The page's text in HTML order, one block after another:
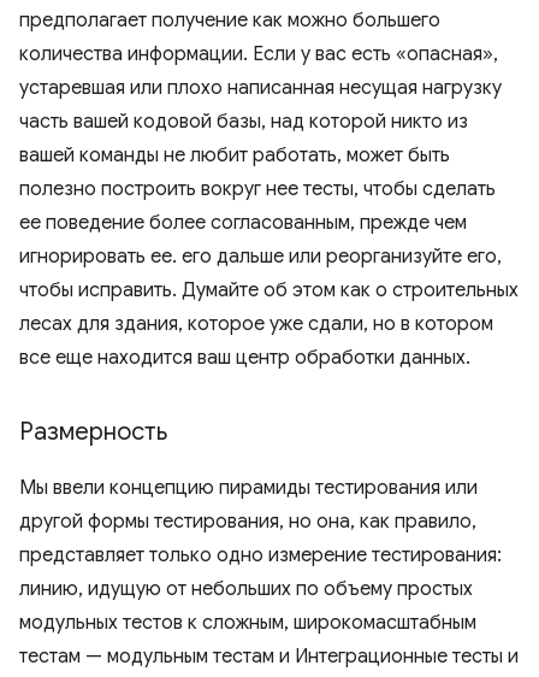
предполагает получение как можно большего
количества информации. Если у вас есть «опасная»,
устаревшая или плохо написанная несущая нагрузку
часть вашей кодовой базы, над которой никто из
вашей команды не любит работать, может быть
полезно построить вокруг нее тесты, чтобы сделать
ее поведение более согласованным, прежде чем
игнорировать ее. его дальше или реорганизуйте его,
чтобы исправить. Думайте об этом как о строительных
лесах для здания, которое уже сдали, но в котором
все еще находится ваш центр обработки данных.
Размерность
Мы ввели концепцию пирамиды тестирования или
другой формы тестирования, но она, как правило,
представляет только одно измерение тестирования:
линию, идущую от небольших по объему простых
модульных тестов к сложным, широкомасштабным
тестам — модульным тестам и Интеграционные тесты и